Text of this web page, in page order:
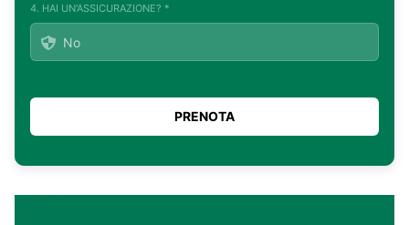
4. HAI UN'ASSICURAZIONE? *